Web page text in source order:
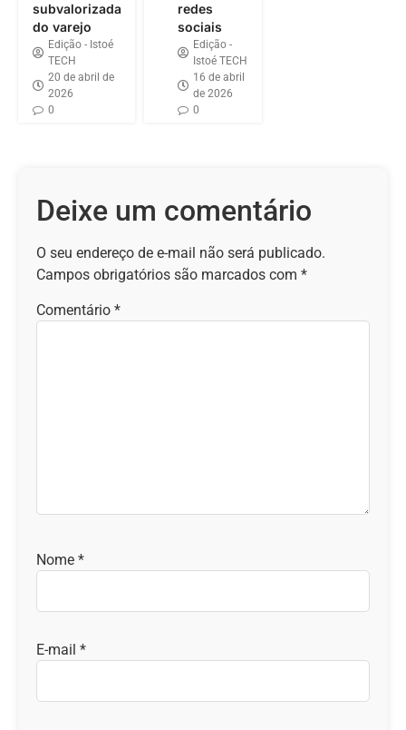
subvalorizada
do varejo
Edição - Istoé
TECH
20 de abril de
2026
0
redes
sociais
Edição -
Istoé TECH
16 de abril
de 2026
0
Deixe um comentário
O seu endereço de e-mail não será publicado.
Campos obrigatórios são marcados com *
Comentário *
Nome *
E-mail *